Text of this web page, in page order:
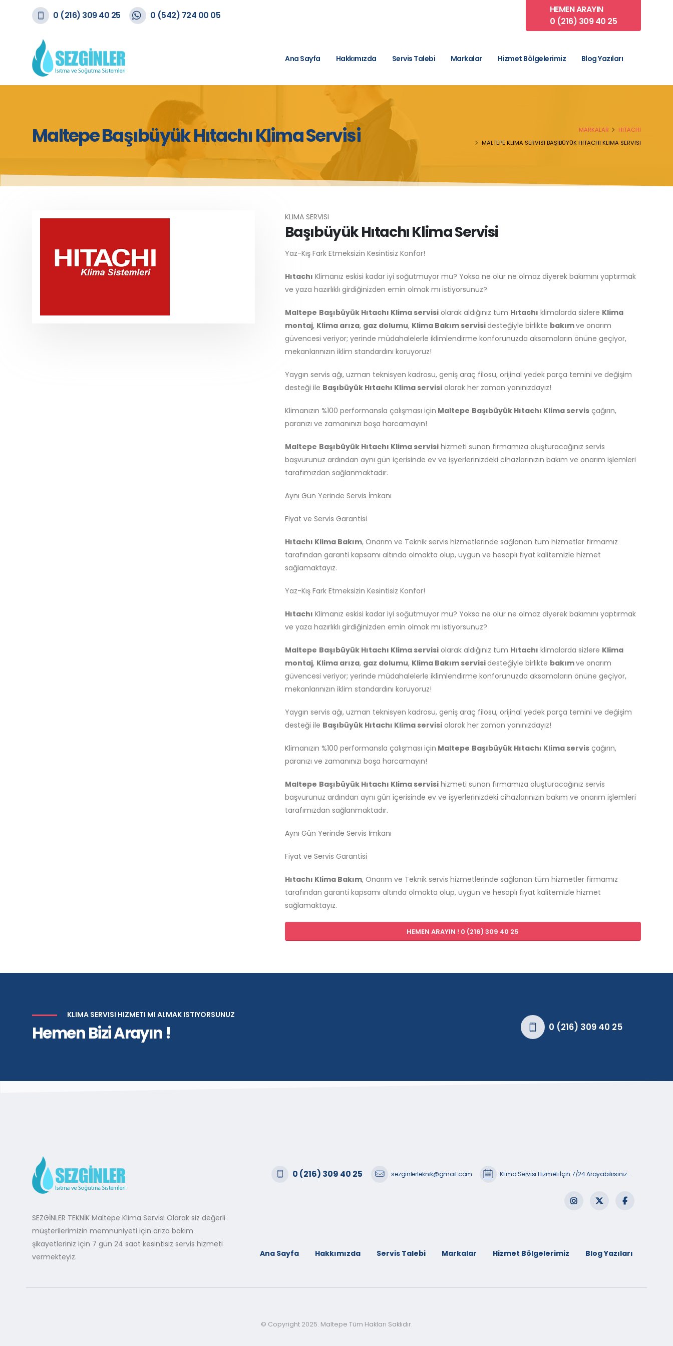
0 (216) 309 40 25 0 (542) 724 00 05
HEMEN ARAYIN
0 (216) 309 40 25
Ana Sayfa Hakkımızda Servis Talebi Markalar Hizmet Bölgelerimiz Blog Yazıları
Maltepe Başıbüyük Hıtachı Klima Servisi MARKALAR
HITACHI
MALTEPE KLIMA SERVISI BAŞIBÜYÜK HITACHI KLIMA SERVISI
KLIMA SERVISI
Başıbüyük Hıtachı Klima Servisi
Yaz-Kış Fark Etmeksizin Kesintisiz Konfor!
Hıtachı Klimanız eskisi kadar iyi soğutmuyor mu? Yoksa ne olur ne olmaz diyerek bakımını yaptırmak
ve yaza hazırlıklı girdiğinizden emin olmak mı istiyorsunuz?
Maltepe Başıbüyük Hıtachı Klima servisiolarak aldığınız tüm Hıtachı klimalarda sizlere Klima
montaj, Klima arıza, gaz dolumu, Klima Bakım servisidesteğiyle birlikte bakımve onarım
güvencesi veriyor; yerinde müdahalelerle iklimlendirme konforunuzda aksamaların önüne geçiyor,
mekanlarınızın iklim standardını koruyoruz!
Yaygın servis ağı, uzman teknisyen kadrosu, geniş araç filosu, orijinal yedek parça temini ve değişim
desteği ile Başıbüyük Hıtachı Klima servisiolarak her zaman yanınızdayız!
Klimanızın %100 performansla çalışması için Maltepe Başıbüyük Hıtachı Klima servisçağırın,
paranızı ve zamanınızı boşa harcamayın!
Maltepe Başıbüyük Hıtachı Klima servisihizmeti sunan firmamıza oluşturacağınız servis
başvurunuz ardından aynı gün içerisinde ev ve işyerlerinizdeki cihazlarınızın bakım ve onarım işlemleri
tarafımızdan sağlanmaktadır.
Aynı Gün Yerinde Servis İmkanı
Fiyat ve Servis Garantisi
Hıtachı Klima Bakım, Onarım ve Teknik servis hizmetlerinde sağlanan tüm hizmetler firmamız
tarafından garanti kapsamı altında olmakta olup, uygun ve hesaplı fiyat kalitemizle hizmet
sağlamaktayız.
Yaz-Kış Fark Etmeksizin Kesintisiz Konfor!
Hıtachı Klimanız eskisi kadar iyi soğutmuyor mu? Yoksa ne olur ne olmaz diyerek bakımını yaptırmak
ve yaza hazırlıklı girdiğinizden emin olmak mı istiyorsunuz?
Maltepe Başıbüyük Hıtachı Klima servisiolarak aldığınız tüm Hıtachı klimalarda sizlere Klima
montaj, Klima arıza, gaz dolumu, Klima Bakım servisidesteğiyle birlikte bakımve onarım
güvencesi veriyor; yerinde müdahalelerle iklimlendirme konforunuzda aksamaların önüne geçiyor,
mekanlarınızın iklim standardını koruyoruz!
Yaygın servis ağı, uzman teknisyen kadrosu, geniş araç filosu, orijinal yedek parça temini ve değişim
desteği ile Başıbüyük Hıtachı Klima servisiolarak her zaman yanınızdayız!
Klimanızın %100 performansla çalışması için Maltepe Başıbüyük Hıtachı Klima servisçağırın,
paranızı ve zamanınızı boşa harcamayın!
Maltepe Başıbüyük Hıtachı Klima servisihizmeti sunan firmamıza oluşturacağınız servis
başvurunuz ardından aynı gün içerisinde ev ve işyerlerinizdeki cihazlarınızın bakım ve onarım işlemleri
tarafımızdan sağlanmaktadır.
Aynı Gün Yerinde Servis İmkanı
Fiyat ve Servis Garantisi
Hıtachı Klima Bakım, Onarım ve Teknik servis hizmetlerinde sağlanan tüm hizmetler firmamız
tarafından garanti kapsamı altında olmakta olup, uygun ve hesaplı fiyat kalitemizle hizmet
sağlamaktayız.
HEMEN ARAYIN ! 0 (216) 309 40 25
KLIMA SERVISI HIZMETI MI ALMAK ISTIYORSUNUZ
Hemen Bizi Arayın ! 0 (216) 309 40 25
SEZGİNLER TEKNİK Maltepe Klima Servisi Olarak siz değerli
müşterilerimizin memnuniyeti için arıza bakım
şikayetleriniz için 7 gün 24 saat kesintisiz servis hizmeti
vermekteyiz.
0 (216) 309 40 25 sezginlerteknik@gmail.com Klima Servisi Hizmeti İçin 7/24 Arayabilirsiniz...
Ana Sayfa Hakkımızda Servis Talebi Markalar Hizmet Bölgelerimiz Blog Yazıları
© Copyright 2025. Maltepe Tüm Hakları Saklıdır.